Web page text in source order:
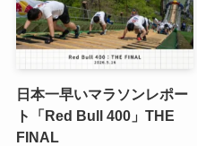
日本一早いマラソンレポー
ト「Red Bull 400」THE
FINAL